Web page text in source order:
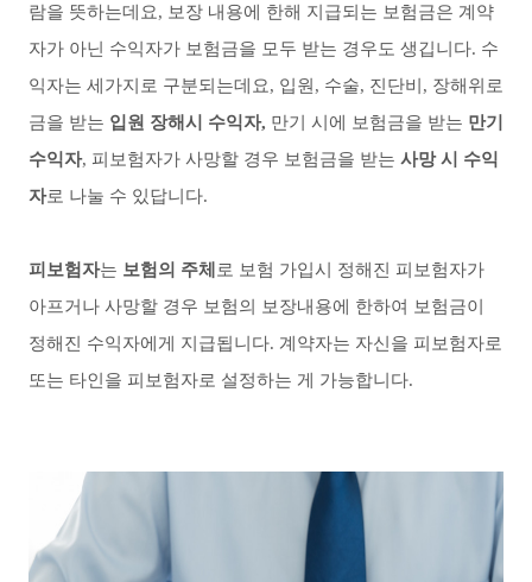
람을 뜻하는데요, 보장 내용에 한해 지급되는 보험금은 계약
자가 아닌 수익자가 보험금을 모두 받는 경우도 생깁니다. 수
익자는 세가지로 구분되는데요, 입원 , 수술, 진단비 , 장해위로
금을 받는 입원 장해시 수익자, 만기 시에 보험금을 받는 만기
수익자, 피보험자가 사망할 경우 보험금을 받는 사망 시 수익
자로 나눌 수 있답니다.
피보험자는 보험의 주체 로 보험 가입시 정해진 피보험자가
아프거나 사망할 경우 보험의 보장내용에 한하여 보험금이
정해진 수익자에게 지급됩니다. 계약자는 자신을 피보험자로
또는 타인을 피보험자로 설정하는 게 가능합니다.